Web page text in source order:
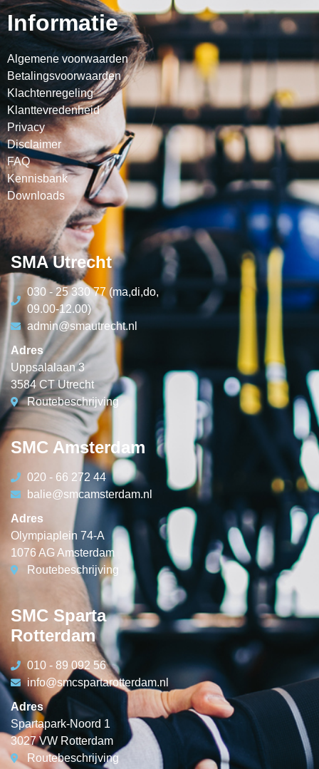
Informatie
Algemene voorwaarden
Betalingsvoorwaarden
Klachtenregeling
Klanttevredenheid
Privacy
Disclaimer
FAQ
Kennisbank
Downloads
SMA Utrecht
030 - 25 330 77 (ma,di,do,
09.00-12.00)
admin@smautrecht.nl
Adres
Uppsalalaan 3
3584 CT Utrecht
Routebeschrijving
SMC Amsterdam
020 - 66 272 44
balie@smcamsterdam.nl
Adres
Olympiaplein 74-A
1076 AG Amsterdam
Routebeschrijving
SMC Sparta
Rotterdam
010 - 89 092 56
info@smcspartarotterdam.nl
Adres
Spartapark-Noord 1
3027 VW Rotterdam
Routebeschrijving